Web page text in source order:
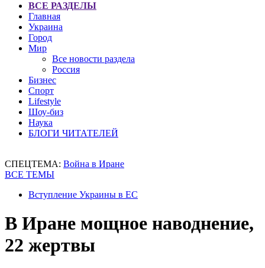
ВСЕ РАЗДЕЛЫ
Главная
Украина
Город
Мир
Все новости раздела
Россия
Бизнес
Спорт
Lifestyle
Шоу-биз
Наука
БЛОГИ ЧИТАТЕЛЕЙ
СПЕЦТЕМА: Война в Иране
ВСЕ ТЕМЫ
Вступление Украины в ЕС
В Иране мощное наводнение,
22 жертвы